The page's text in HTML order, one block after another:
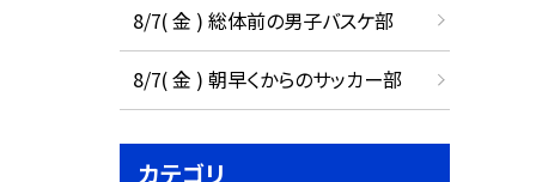
8/7( 金 ) 総体前の男子バスケ部
8/7( 金 ) 朝早くからのサッカー部
カテゴリ